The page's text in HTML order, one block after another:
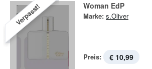
Verpasst! Woman EdP
Marke: s.Oliver
Preis: € 10,99